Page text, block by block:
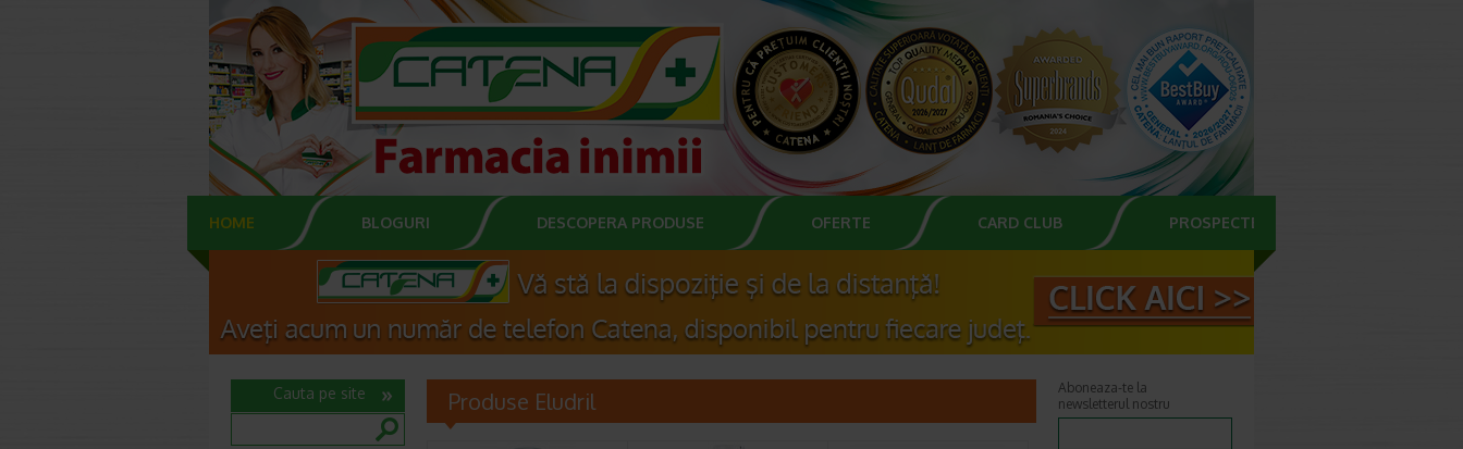
HOME BLOGURI DESCOPERA PRODUSE OFERTE CARD CLUB PROSPECTE
Produse Eludril
Cauta pe site
Aboneaza-te la
newsletterul nostru